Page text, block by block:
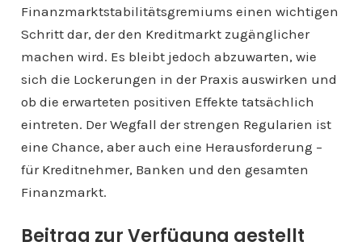
Finanzmarktstabilitätsgremiums einen wichtigen
Schritt dar, der den Kreditmarkt zugänglicher
machen wird. Es bleibt jedoch abzuwarten, wie
sich die Lockerungen in der Praxis auswirken und
ob die erwarteten positiven Effekte tatsächlich
eintreten. Der Wegfall der strengen Regularien ist
eine Chance, aber auch eine Herausforderung –
für Kreditnehmer, Banken und den gesamten
Finanzmarkt.
Beitrag zur Verfügung gestellt